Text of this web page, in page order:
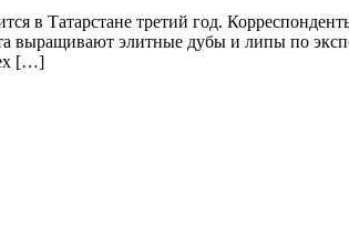
в Татарстане третий год.
выращивают элитные дубы и липы по
[…]